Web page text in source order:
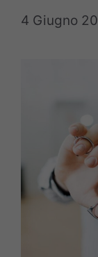
4 Giugno